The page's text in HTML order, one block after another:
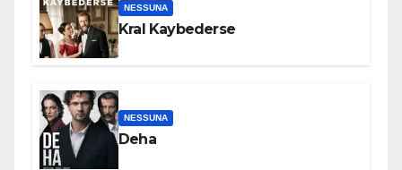
NESSUNA
Kral Kaybederse
NESSUNA
Deha